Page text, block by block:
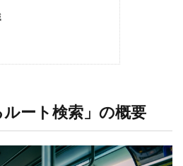
ート検索」の概要